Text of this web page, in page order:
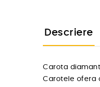
Descriere
Carota
Carotele ofera